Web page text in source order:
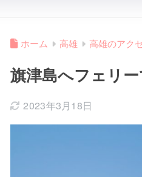
ホーム 高雄 高雄のアク
旗津島へフェリ
2023年3月18日